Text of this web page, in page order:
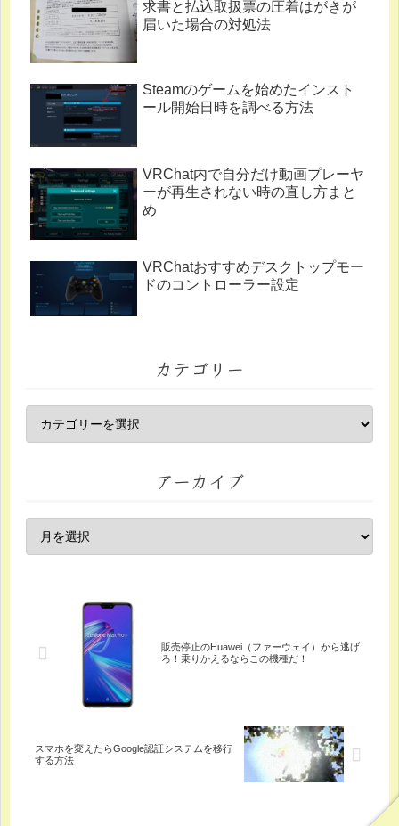
求書と払込取扱票の圧着はがきが
届いた場合の対処法
Steamのゲームを始めたインスト
ール開始日時を調べる方法
VRChat内で自分だけ動画プレーヤ
ーが再生されない時の直し方まと
め
VRChatおすすめデスクトップモー
ドのコントローラー設定
カテゴリー
アーカイブ
販売停止のHuawei（ファーウェイ）から逃げ
ろ！乗りかえるならこの機種だ！
スマホを変えたらGoogle認証システムを移行
する方法